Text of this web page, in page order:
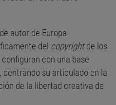
autor de Europa
del copyrightde los
configuran con una base
su articulado en la
de la libertad creativa de